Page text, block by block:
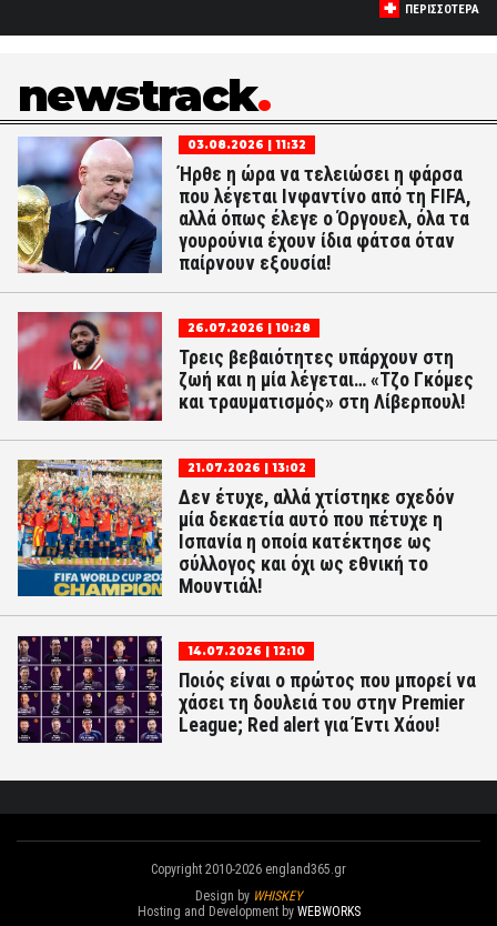
ΠΕΡΙΣΣΟΤΕΡΑ
newstrack
03.08.2026 | 11:32
Ήρθε η ώρα να τελειώσει η φάρσα
που λέγεται Ινφαντίνο από τη FIFA,
αλλά όπως έλεγε ο Όργουελ, όλα τα
γουρούνια έχουν ίδια φάτσα όταν
παίρνουν εξουσία!
26.07.2026 | 10:28
Τρεις βεβαιότητες υπάρχουν στη
ζωή και η μία λέγεται… «Τζο Γκόμες
και τραυματισμός» στη Λίβερπουλ!
21.07.2026 | 13:02
Δεν έτυχε, αλλά χτίστηκε σχεδόν
μία δεκαετία αυτό που πέτυχε η
Ισπανία η οποία κατέκτησε ως
σύλλογος και όχι ως εθνική το
Μουντιάλ!
14.07.2026 | 12:10
Ποιός είναι ο πρώτος που μπορεί να
χάσει τη δουλειά του στην Premier
League; Red alert για Έντι Χάου!
Copyright 2010-2026 england365.gr
Design by WHISKEY
Hosting and Development by WEBWORKS